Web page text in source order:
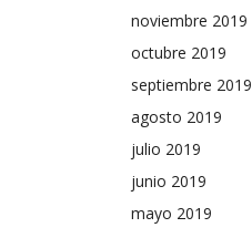
noviembre 2019
octubre 2019
septiembre 2019
agosto 2019
julio 2019
junio 2019
mayo 2019